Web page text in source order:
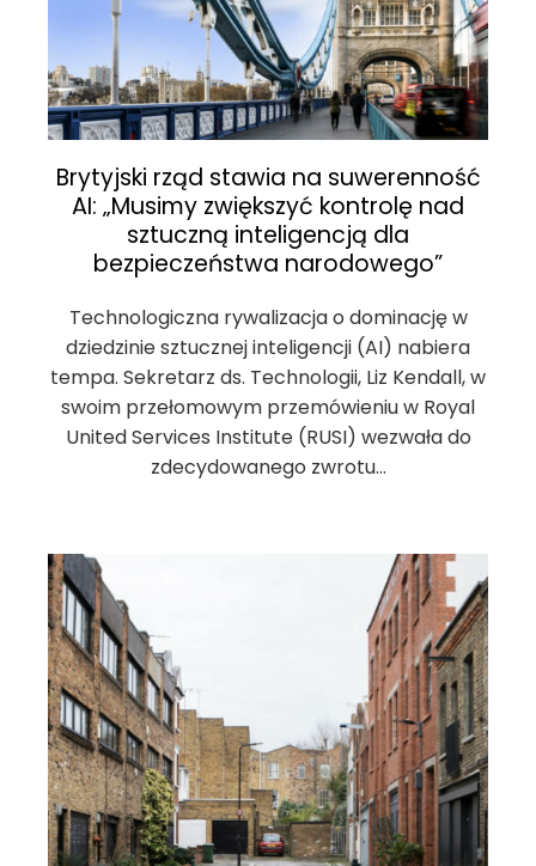
Brytyjski rząd stawia na suwerenność
AI: „Musimy zwiększyć kontrolę nad
sztuczną inteligencją dla
bezpieczeństwa narodowego”
Technologiczna rywalizacja o dominację w
dziedzinie sztucznej inteligencji (AI) nabiera
tempa. Sekretarz ds. Technologii, Liz Kendall, w
swoim przełomowym przemówieniu w Royal
United Services Institute (RUSI) wezwała do
zdecydowanego zwrotu…